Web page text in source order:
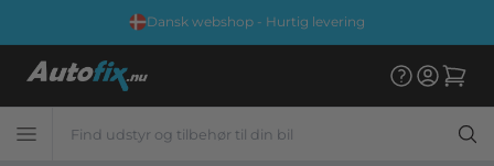
Dansk webshop - Hurtig levering